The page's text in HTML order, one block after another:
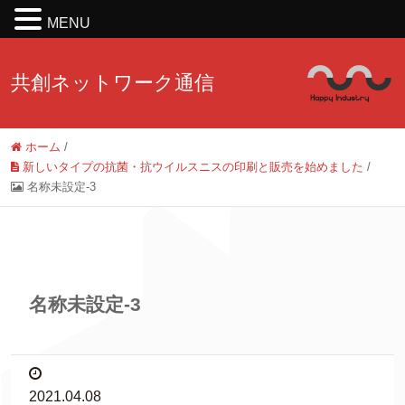
共創ネットワーク通信
ホーム /
新しいタイプの抗菌・抗ウイルスニスの印刷と販売を始めました /
名称未設定-3
名称未設定-3
2021.04.08
MENU